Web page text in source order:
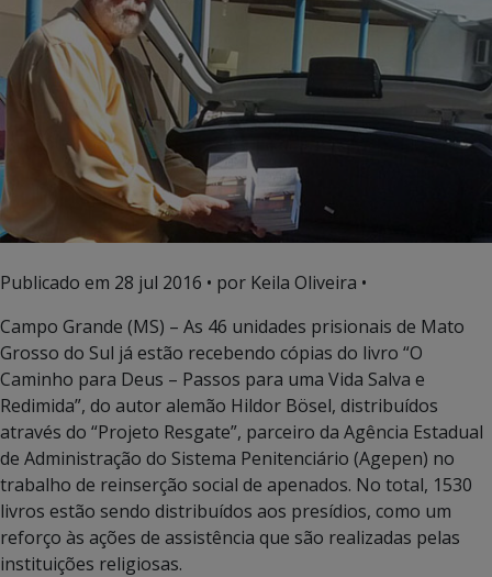
Publicado em 28 jul 2016 • por Keila Oliveira •
Campo Grande (MS) – As 46 unidades prisionais de Mato
Grosso do Sul já estão recebendo cópias do livro “O
Caminho para Deus – Passos para uma Vida Salva e
Redimida”, do autor alemão Hildor Bösel, distribuídos
através do “Projeto Resgate”, parceiro da Agência Estadual
de Administração do Sistema Penitenciário (Agepen) no
trabalho de reinserção social de apenados. No total, 1530
livros estão sendo distribuídos aos presídios, como um
reforço às ações de assistência que são realizadas pelas
instituições religiosas.